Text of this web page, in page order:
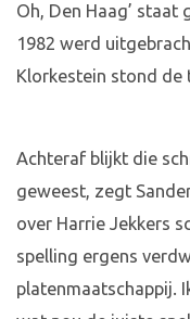
Oh, Den Haag’ staat
1982 werd
Klorkestein stond de
Achteraf blijkt die
geweest, zegt
over Harrie Jekkers
spelling ergens
platenmaatschappij.